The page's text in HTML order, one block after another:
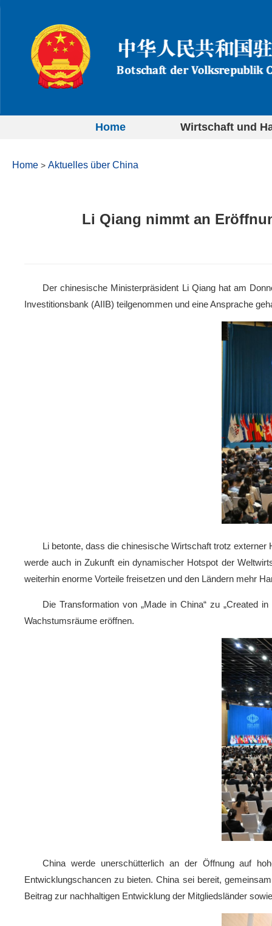
Home Wirtschaft und
Home > Aktuelles über China
Li Qiang nimmt an
Der chinesische Ministerpräsident Li Qiang hat am
Investitionsbank (AIIB) teilgenommen und eine Ansprache
Li betonte, dass die chinesische Wirtschaft trotz
werde auch in Zukunft ein dynamischer Hotspot der
weiterhin enorme Vorteile freisetzen und den Ländern mehr
Die Transformation von „Made in China“ zu „Created
Wachstumsräume eröffnen.
China werde unerschütterlich an der Öffnung auf
Entwicklungschancen zu bieten. China sei bereit,
Beitrag zur nachhaltigen Entwicklung der Mitgliedsländer